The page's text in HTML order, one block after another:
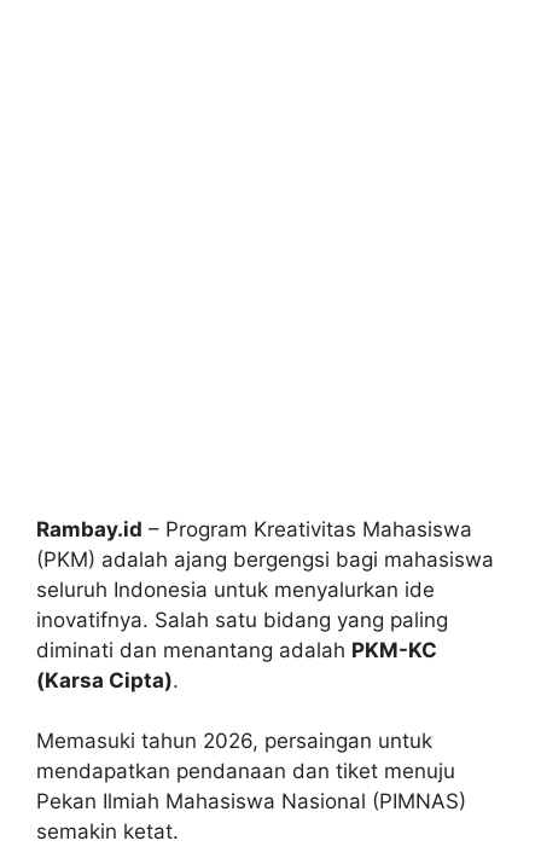
Rambay.id – Program Kreativitas Mahasiswa
(PKM) adalah ajang bergengsi bagi mahasiswa
seluruh Indonesia untuk menyalurkan ide
inovatifnya. Salah satu bidang yang paling
diminati dan menantang adalah PKM-KC
(Karsa Cipta).
Memasuki tahun 2026, persaingan untuk
mendapatkan pendanaan dan tiket menuju
Pekan Ilmiah Mahasiswa Nasional (PIMNAS)
semakin ketat.